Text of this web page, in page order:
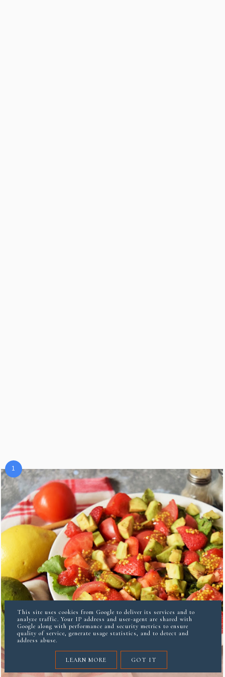
SAŁATKA GRILLOWA Z TRUSKAWKAMI I
MUSZTARDĄ FRANCUSKĄ
This site uses cookies from Google to deliver its services and to
analyze traffic. Your IP address and user-agent are shared with
Google along with performance and security metrics to ensure
quality of service, generate usage statistics, and to detect and
address abuse.
LEARN MORE GOT IT